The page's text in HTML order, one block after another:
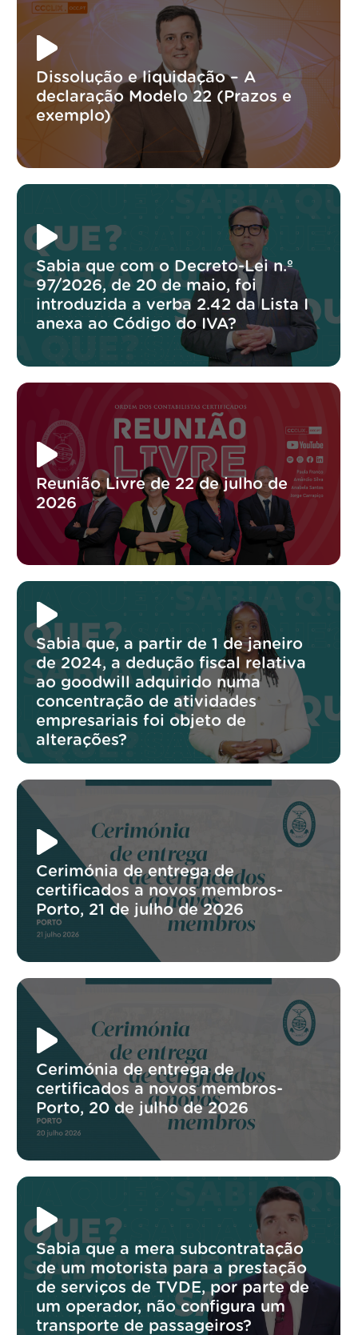
Dissolução e liquidação – A
declaração Modelo 22 (Prazos e
exemplo)
Sabia que com o Decreto-Lei n.º
97/2026, de 20 de maio, foi
introduzida a verba 2.42 da Lista I
anexa ao Código do IVA?
Reunião Livre de 22 de julho de
2026
Sabia que, a partir de 1 de janeiro
de 2024, a dedução fiscal relativa
ao goodwill adquirido numa
concentração de atividades
empresariais foi objeto de
alterações?
Cerimónia de entrega de
certificados a novos membros-
Porto, 21 de julho de 2026
Cerimónia de entrega de
certificados a novos membros-
Porto, 20 de julho de 2026
Sabia que a mera subcontratação
de um motorista para a prestação
de serviços de TVDE, por parte de
um operador, não configura um
transporte de passageiros?